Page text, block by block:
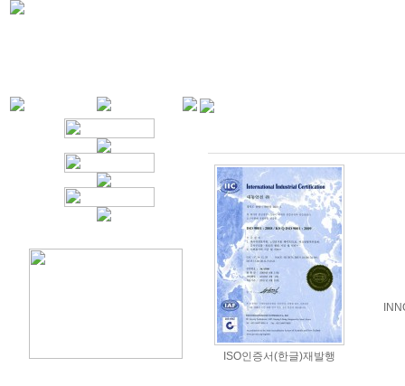
ISO인증서(한글)재발행